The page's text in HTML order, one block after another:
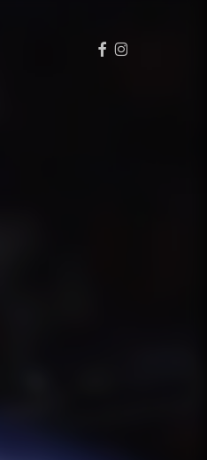
facebook
instagram